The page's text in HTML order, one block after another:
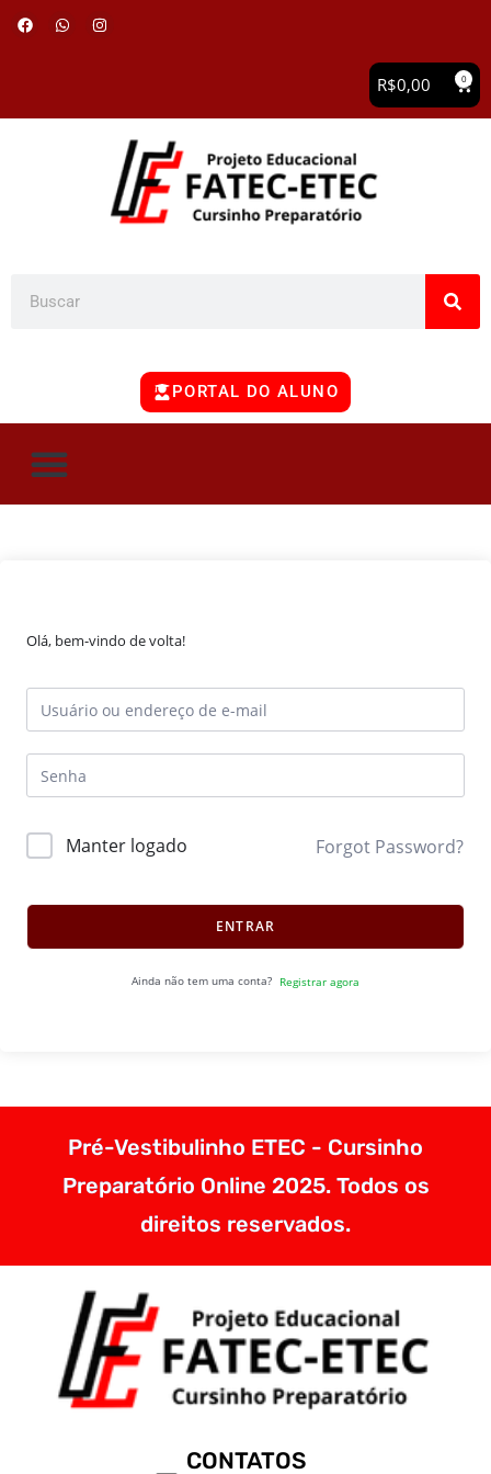
R$0,00 0
PORTAL DO ALUNO
Olá, bem-vindo de volta!
Manter logado Forgot Password?
ENTRAR
Ainda não tem uma conta? Registrar agora
Pré-Vestibulinho ETEC - Cursinho
Preparatório Online 2025. Todos os
direitos reservados.
CONTATOS